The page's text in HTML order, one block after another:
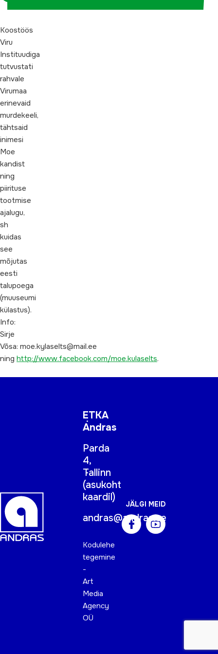
Koostöös
Viru
Instituudiga
tutvustati
rahvale
Virumaa
erinevaid
murdekeeli,
tähtsaid
inimesi
Moe
kandist
ning
piirituse
tootmise
ajalugu,
sh
kuidas
see
mõjutas
eesti
talupoega
(muuseumi
külastus).
Info:
Sirje
Võsa: moe.kylaselts@mail.ee
ning http://www.facebook.com/moe.kulaselts.
ETKA
Andras
Parda
4,
Tallinn
(asukoht
kaardil)
andras@andras.ee
Kodulehe
tegemine
-
Art
Media
Agency
OÜ
JÄLGI MEID